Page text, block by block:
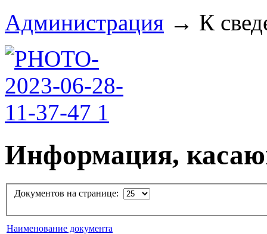
Администрация → К
Информация,
Документов на странице:
Наименование документа